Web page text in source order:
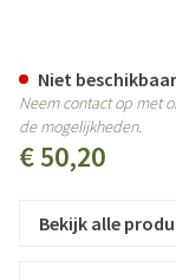
€ 50,20
Niet beschikbaar
Neem contact op met
de mogelijkheden.
Bekijk alle